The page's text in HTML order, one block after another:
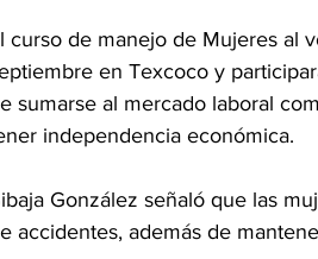
curso de manejo de Mujeres al
en Texcoco y
sumarse al mercado laboral
independencia económica.
González señaló que las
accidentes, además de